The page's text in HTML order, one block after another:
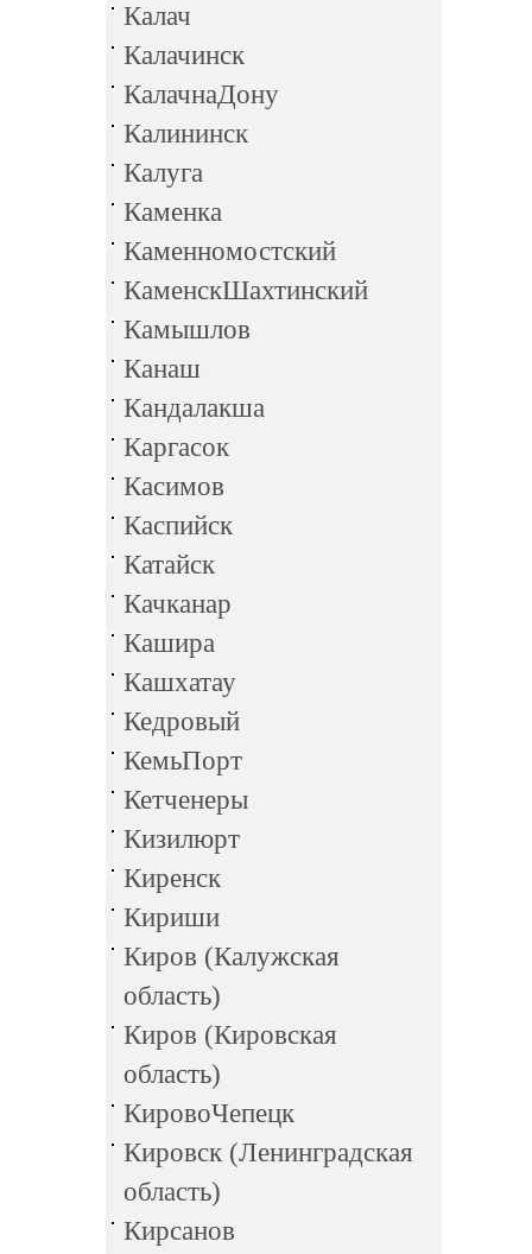
Калач
Калачинск
КалачнаДону
Калининск
Калуга
Каменка
Каменномостский
КаменскШахтинский
Камышлов
Канаш
Кандалакша
Каргасок
Касимов
Каспийск
Катайск
Качканар
Кашира
Кашхатау
Кедровый
КемьПорт
Кетченеры
Кизилюрт
Киренск
Кириши
Киров (Калужская
область)
Киров (Кировская
область)
КировоЧепецк
Кировск (Ленинградская
область)
Кирсанов